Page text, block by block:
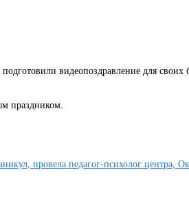
видеопоздравление для
праздником.
провела педагог-психолог центра,